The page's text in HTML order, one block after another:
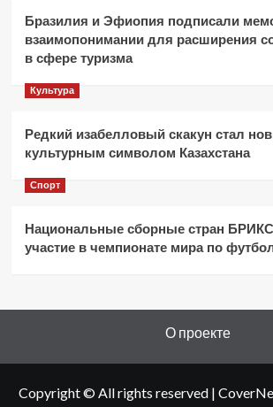
Бразилия и Эфиопия подписали
взаимопонимании для расширения
в сфере туризма
Культура
Редкий изабелловый скакун стал
культурным символом Казахстана
Спорт
Национальные сборные стран
участие в чемпионате мира по
О проекте
Copyright © All rights reserved |